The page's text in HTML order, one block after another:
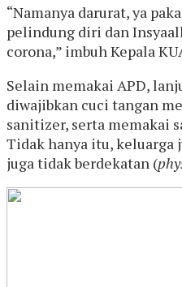
“Namanya darurat, ya
pelindung diri dan
corona,” imbuh Kepala
Selain memakai APD,
diwajibkan cuci tangan
sanitizer, serta memakai
Tidak hanya itu, keluarga
juga tidak berdekatan (